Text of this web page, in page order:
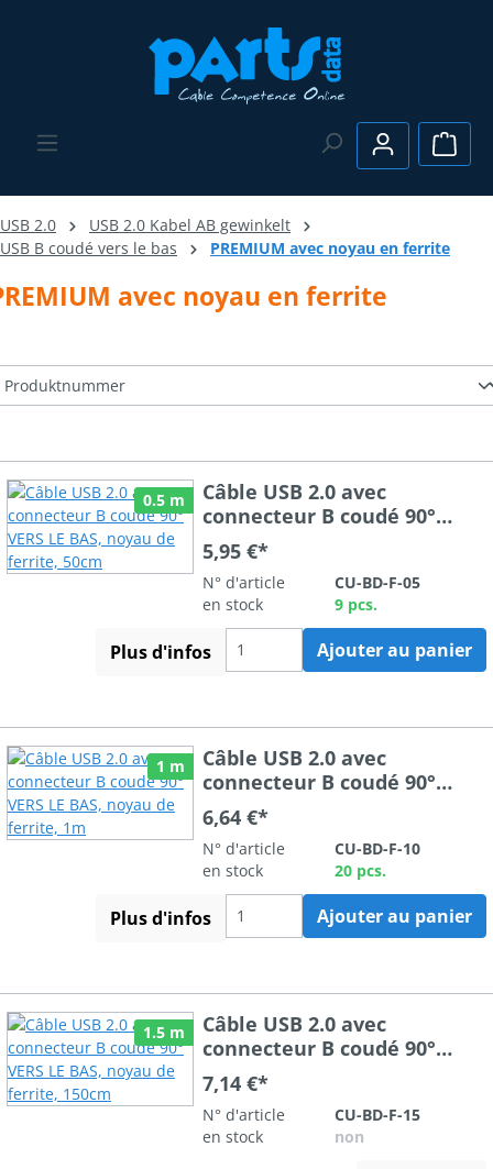
Le
USB 2.0
USB 2.0 Kabel AB gewinkelt
USB B coudé vers le bas
PREMIUM avec noyau en ferrite
avec noyau en ferrite
0.5 m
Câble USB 2.0 avec
connecteur B coudé 90°
VERS LE BAS, noyau de
ferrite, 50cm
5,95 €*
N° d'article
CU-BD-F-05
en stock
9 pcs.
Plus d'infos Ajouter au panier
1 m
Câble USB 2.0 avec
connecteur B coudé 90°
VERS LE BAS, noyau de
ferrite, 1m
6,64 €*
N° d'article
CU-BD-F-10
en stock
20 pcs.
Plus d'infos Ajouter au panier
1.5 m
Câble USB 2.0 avec
connecteur B coudé 90°
VERS LE BAS, noyau de
ferrite, 150cm
7,14 €*
N° d'article
CU-BD-F-15
en stock
non